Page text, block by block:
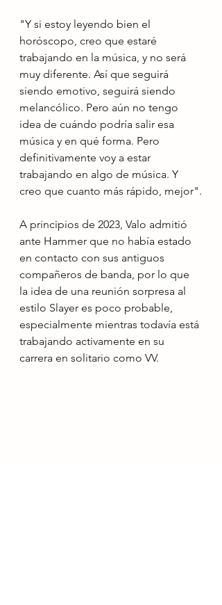
"Y si estoy leyendo bien el
horóscopo, creo que estaré
trabajando en la música, y no será
muy diferente. Así que seguirá
siendo emotivo, seguirá siendo
melancólico. Pero aún no tengo
idea de cuándo podría salir esa
música y en qué forma. Pero
definitivamente voy a estar
trabajando en algo de música. Y
creo que cuanto más rápido, mejor".
A principios de 2023, Valo admitió
ante Hammer que no había estado
en contacto con sus antiguos
compañeros de banda, por lo que
la idea de una reunión sorpresa al
estilo Slayer es poco probable,
especialmente mientras todavía está
trabajando activamente en su
carrera en solitario como VV.